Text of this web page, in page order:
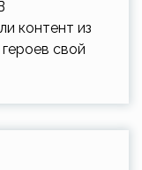
контент из
свой